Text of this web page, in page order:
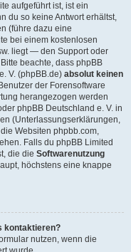
aufgeführt ist, ist ein
du so keine Antwort erhältst,
(führe dazu eine
bei einem kostenlosen
liegt — den Support oder
beachte, dass phpBB
V. (phpBB.de) absolut keinen
der Forensoftware
herangezogen werden
phpBB Deutschland e. V. in
(Unterlassungserklärungen,
Websiten phpbb.com,
Falls du phpBB Limited
die die Softwarenutzung
höchstens eine knappe
kontaktieren?
nutzen, wenn die